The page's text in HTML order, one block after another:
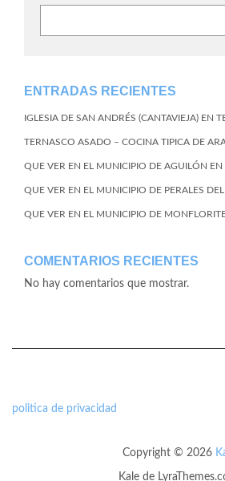
ENTRADAS RECIENTES
IGLESIA DE SAN ANDRÉS (CANTAVIEJA) EN
TERNASCO ASADO – COCINA TIPICA DE
QUE VER EN EL MUNICIPIO DE AGUILÓN
QUE VER EN EL MUNICIPIO DE PERALES
QUE VER EN EL MUNICIPIO DE
COMENTARIOS RECIENTES
No hay comentarios que mostrar.
politica de privacidad
Copyright © 2026
Kalede